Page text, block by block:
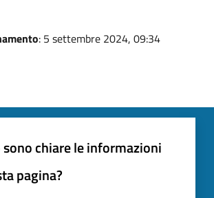
: 5 settembre 2024, 09:34
sono chiare le informazioni
pagina?